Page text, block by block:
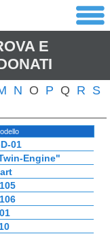
E
N O P Q R S
01
Engine"